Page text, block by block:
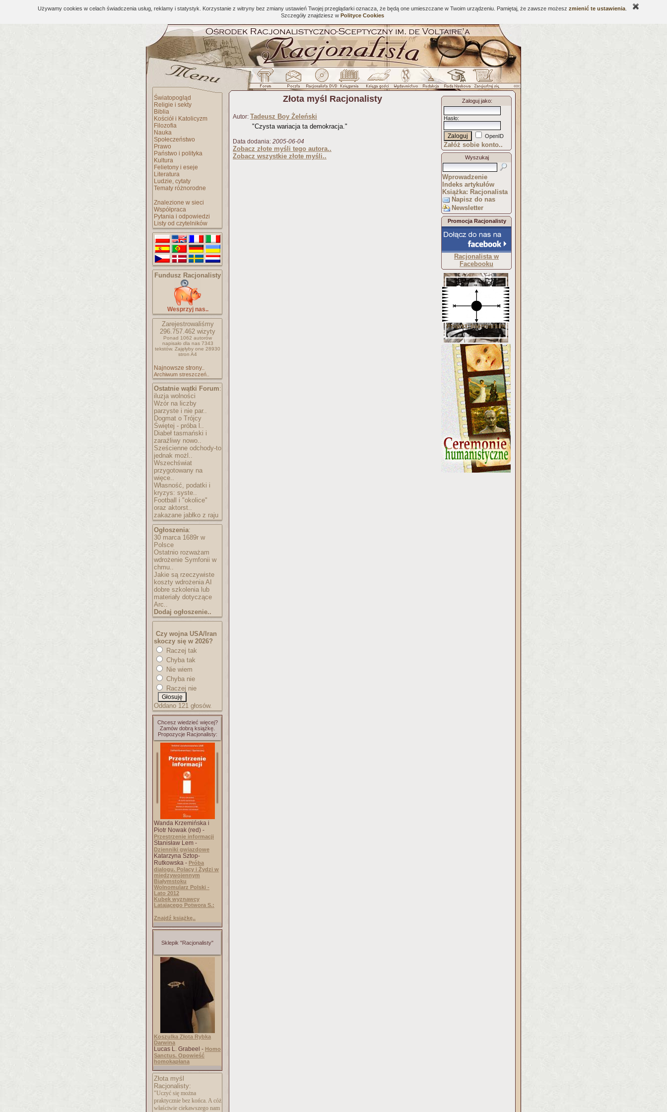
Używamy cookies w celach świadczenia usług, reklamy i statystyk. Korzystanie z witryny bez zmiany ustawień Twojej przeglądarki oznacza, że będą one umieszczane w Twoim urządzeniu. Pamiętaj, że zawsze możesz zmienić te ustawienia
Szczegóły znajdziesz w Polityce Cookies
Światopogląd
Religie i sekty
Biblia
Kościół i Katolicyzm
Filozofia
Nauka
Społeczeństwo
Prawo
Państwo i polityka
Kultura
Felietony i eseje
Literatura
Ludzie, cytaty
Tematy różnorodne
Znalezione w sieci
Współpraca
Pytania i odpowiedzi
Listy od czytelników
Fundusz Racjonalisty
Wesprzyj nas..
Zarejestrowaliśmy
296.757.462 wizyty
Ponad 1062 autorów
napisało dla nas 7343
tekstów. Zajęłyby one 28930
stron A4
Najnowsze strony..
Archiwum streszczeń..
Ostatnie wątki Forum:
iluzja wolności
Wzór na liczby
parzyste i nie par..
Dogmat o Trójcy
Świętej - próba l..
Diabeł tasmański i
zaraźliwy nowo..
Sześcienne odchody-to
jednak możl..
Wszechświat
przygotowany na
więce..
Własność, podatki i
kryzys: syste..
Football i "okolice"
oraz aktorst..
zakazane jabłko z raju
Ogłoszenia:
30 marca 1689r w
Polsce
Ostatnio rozważam
wdrożenie Symfonii w
chmu..
Jakie są rzeczywiste
koszty wdrożenia AI
dobre szkolenia lub
materiały dotyczące
Arc..
Dodaj ogłoszenie..
Czy wojna USA/Iran
skoczy się w 2026?
Raczej tak
Chyba tak
Nie wiem
Chyba nie
Raczej nie
Oddano 121 głosów.
Chcesz wiedzieć więcej?
Zamów dobrą książkę.
Propozycje Racjonalisty:
Wanda Krzemińska i
Piotr Nowak (red) -
Przestrzenie informacji
Stanisław Lem -
Dzienniki gwiazdowe
Katarzyna Sztop-
Rutkowska - Próba
dialogu. Polacy i Żydzi w
międzywojennym
Białymstoku
Wolnomularz Polski -
Lato 2012
Kubek wyznawcy
Latającego Potwora S.:
Znajdź książkę..
Sklepik "Racjonalisty"
Koszulka Złota Rybka
Darwina
Lucas L. Grabeel - Homo
Sanctus. Opowieść
homokapłana
Złota myśl
Racjonalisty:
"Uczyć się można
praktycznie bez końca. A cóż
właściwie ciekawszego nam
Złota myśl Racjonalisty
Autor: Tadeusz Boy Żeleński
"Czysta wariacja ta demokracja."
Data dodania: 2005-06-04
Zobacz złote myśli tego autora..
Zobacz wszystkie złote myśli..
Zaloguj jako:
Hasło:
OpenID
Załóż sobie konto..
Wyszukaj
Wprowadzenie
Indeks artykułów
Książka: Racjonalista
Napisz do nas
Newsletter
Promocja Racjonalisty
Racjonalista w
Facebooku